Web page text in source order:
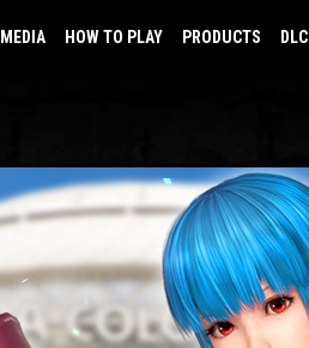
MEDIA HOW TO PLAY PRODUCTS DLC